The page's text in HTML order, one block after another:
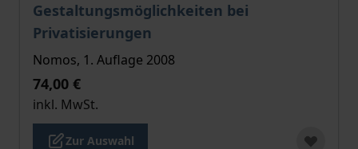
Gestaltungsmöglichkeiten bei
Privatisierungen
Nomos, 1. Auflage 2008
74,00 €
inkl. MwSt.
Zur Auswahl